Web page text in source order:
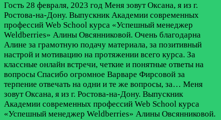
Гость 28 февраля, 2023 год Меня зовут Оксана, я из г.
Ростова-на-Дону. Выпускник Академии современных
профессий Web School курса «Успешный менеджер
Weldberries» Алины Овсянниковой. Очень благодарна
Алине за грамотную подачу материала, за позитивный
настрой и мотивацию на протяжении всего курса. За
классные онлайн встречи, четкие и понятные ответы на
вопросы Спасибо огромное Варваре Фирсовой за
терпение отвечать на одни и те же вопросы, за… Меня
зовут Оксана, я из г. Ростова-на-Дону. Выпускник
Академии современных профессий Web School курса
«Успешный менеджер Weldberries» Алины Овсянниковой.